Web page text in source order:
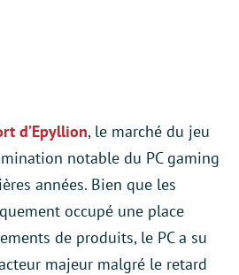
d’Epyllion, le marché du jeu
notable du PC gaming
années. Bien que les
occupé une place
de produits, le PC a su
majeur malgré le retard